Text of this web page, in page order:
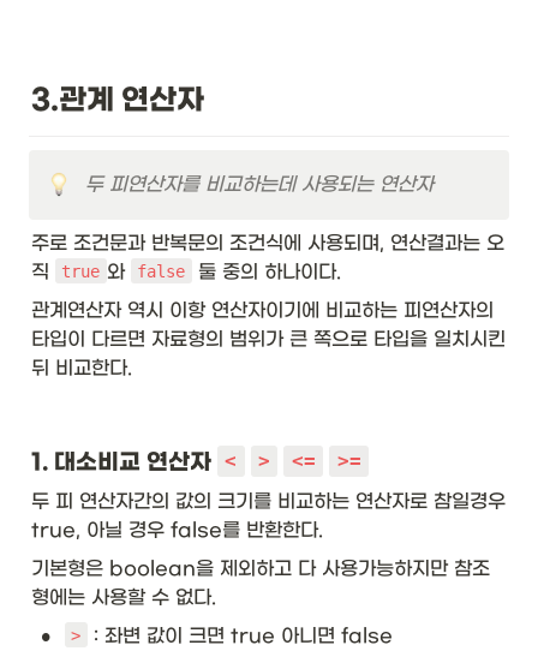
3.관계 연산자
두 피연산자를 비교하는데 사용되는 연산자
주로 조건문과 반복문의 조건식에 사용되며, 연산결과는 오
직
true 와 false
둘 중의 하나이다.
관계연산자 역시 이항 연산자이기에 비교하는 피연산자의
타입이 다르면 자료형의 범위가 큰 쪽으로 타입을 일치시킨
뒤 비교한다.
1. 대소비교 연산자 < > <=
>=
두 피 연산자간의 값의 크기를 비교하는 연산자로 참일경우
true, 아닐 경우 false를 반환한다.
기본형은 boolean을 제외하고 다 사용가능하지만 참조
형에는 사용할 수 없다.
• > : 좌변 값이 크면 true 아니면 false